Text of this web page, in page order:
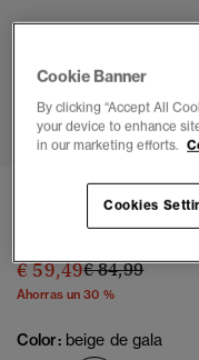
1 2 3
Pantalón Corto
(4)
€ 59,49Precio
€ 84,99a
Ahorras un 30 %
Color: beige de gala
Cookie Banner
By clicking “Accept All
your device to enhance
in our marketing efforts.
Cookies